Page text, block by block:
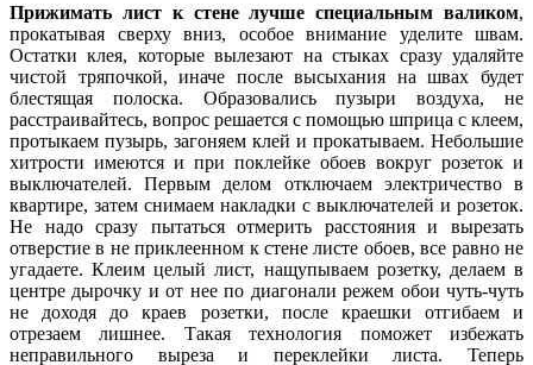
Прижимать лист к стене лучше специальным валиком,
прокатывая сверху вниз, особое внимание уделите швам.
Остатки клея, которые вылезают на стыках сразу удаляйте
чистой тряпочкой, иначе после высыхания на швах будет
блестящая полоска. Образовались пузыри воздуха, не
расстраивайтесь, вопрос решается с помощью шприца с клеем,
протыкаем пузырь, загоняем клей и прокатываем. Небольшие
хитрости имеются и при поклейке обоев вокруг розеток и
выключателей. Первым делом отключаем электричество в
квартире, затем снимаем накладки с выключателей и розеток.
Не надо сразу пытаться отмерить расстояния и вырезать
отверстие в не приклеенном к стене листе обоев, все равно не
угадаете. Клеим целый лист, нащупываем розетку, делаем в
центре дырочку и от нее по диагонали режем обои чуть-чуть
не доходя до краев розетки, после краешки отгибаем и
отрезаем лишнее. Такая технология поможет избежать
неправильного выреза и переклейки листа. Теперь